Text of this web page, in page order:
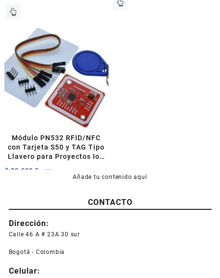
Módulo PN532 RFID/NFC
con Tarjeta S50 y TAG Tipo
Llavero para Proyectos IoT
$ 28.000,0 +IVA
Añade tu contenido aquí
CONTACTO
Dirección:
Calle 46 A # 23A 30 sur
Bogotá - Colombia
Celular: